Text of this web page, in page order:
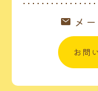
メ
お問